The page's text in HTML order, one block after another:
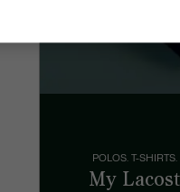
POLOS. T-SHIRTS.
My